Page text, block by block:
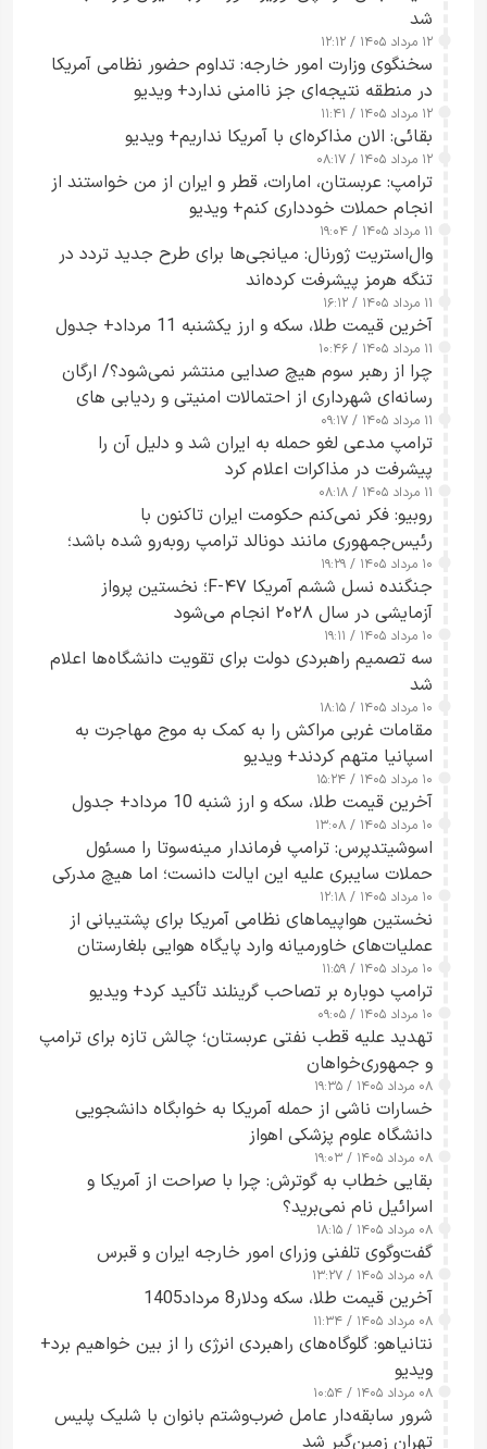
شد
۱۲ مرداد ۱۴۰۵ / ۱۲:۱۲
سخنگوی وزارت امور خارجه: تداوم حضور نظامی آمریکا
در منطقه نتیجه‌ای جز ناامنی ندارد+ ویدیو
۱۲ مرداد ۱۴۰۵ / ۱۱:۴۱
بقائی: الان مذاکره‌ای با آمریکا نداریم+ ویدیو
۱۲ مرداد ۱۴۰۵ / ۰۸:۱۷
ترامپ: عربستان، امارات، قطر و ایران از من خواستند از
انجام حملات خودداری کنم+ ویدیو
۱۱ مرداد ۱۴۰۵ / ۱۹:۰۴
وال‌استریت ژورنال: میانجی‌ها برای طرح جدید تردد در
تنگه هرمز پیشرفت کرده‌اند
۱۱ مرداد ۱۴۰۵ / ۱۶:۱۲
آخرین قیمت طلا، سکه و ارز یکشنبه 11 مرداد+ جدول
۱۱ مرداد ۱۴۰۵ / ۱۰:۴۶
چرا از رهبر سوم هیچ صدایی منتشر نمی‌شود؟/ ارگان
رسانه‌ای شهرداری از احتمالات امنیتی و ردیابی های
جاسوسی گفت
۱۱ مرداد ۱۴۰۵ / ۰۹:۱۷
ترامپ مدعی لغو حمله به ایران شد و دلیل آن را
پیشرفت در مذاکرات اعلام کرد
۱۱ مرداد ۱۴۰۵ / ۰۸:۱۸
روبیو: فکر نمی‌کنم حکومت ایران تاکنون با
رئیس‌جمهوری مانند دونالد ترامپ روبه‌رو شده باشد؛
کسی که واقعاً دست به اقدام می‌زند
۱۰ مرداد ۱۴۰۵ / ۱۹:۲۹
جنگنده نسل ششم آمریکا F-۴۷؛ نخستین پرواز
آزمایشی در سال ۲۰۲۸ انجام می‌شود
۱۰ مرداد ۱۴۰۵ / ۱۹:۱۱
سه تصمیم راهبردی دولت برای تقویت دانشگاه‌ها اعلام
شد
۱۰ مرداد ۱۴۰۵ / ۱۸:۱۵
مقامات غربی مراکش را به کمک به موج مهاجرت به
اسپانیا متهم کردند+ ویدیو
۱۰ مرداد ۱۴۰۵ / ۱۵:۲۴
آخرین قیمت طلا، سکه و ارز شنبه 10 مرداد+ جدول
۱۰ مرداد ۱۴۰۵ / ۱۳:۰۸
اسوشیتدپرس: ترامپ فرماندار مینه‌سوتا را مسئول
حملات سایبری علیه این ایالت دانست؛ اما هیچ مدرکی
ارائه نکرد
۱۰ مرداد ۱۴۰۵ / ۱۲:۱۸
نخستین هواپیماهای نظامی آمریکا برای پشتیبانی از
عملیات‌های خاورمیانه وارد پایگاه هوایی بلغارستان
شدند
۱۰ مرداد ۱۴۰۵ / ۱۱:۵۹
ترامپ دوباره بر تصاحب گرینلند تأکید کرد+ ویدیو
۱۰ مرداد ۱۴۰۵ / ۰۹:۰۵
تهدید علیه قطب نفتی عربستان؛ چالش تازه برای ترامپ
و جمهوری‌خواهان
۰۸ مرداد ۱۴۰۵ / ۱۹:۳۵
خسارات ناشی از حمله آمریکا به خوابگاه دانشجویی
دانشگاه علوم پزشکی اهواز
۰۸ مرداد ۱۴۰۵ / ۱۹:۰۳
بقایی خطاب به گوترش: چرا با صراحت از آمریکا و
اسرائیل نام نمی‌برید؟
۰۸ مرداد ۱۴۰۵ / ۱۸:۱۵
گفت‌وگوی تلفنی وزرای امور خارجه ایران و قبرس
۰۸ مرداد ۱۴۰۵ / ۱۳:۲۷
آخرین قیمت طلا، سکه ودلار8 مرداد1405
۰۸ مرداد ۱۴۰۵ / ۱۱:۳۴
نتانیاهو: گلوگاه‌های راهبردی انرژی را از بین خواهیم برد+
ویدیو
۰۸ مرداد ۱۴۰۵ / ۱۰:۵۴
شرور سابقه‌دار عامل ضرب‌وشتم بانوان با شلیک پلیس
تهران زمین‌گیر شد